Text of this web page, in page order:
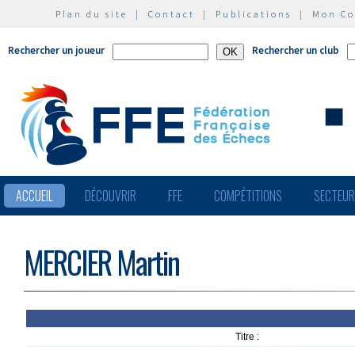
Plan du site | Contact | Publications | Mon
Rechercher un joueur Rechercher un club
ACCUEIL DÉCOUVRIR FFE COMPÉTITIONS
MERCIER Martin
Titre :